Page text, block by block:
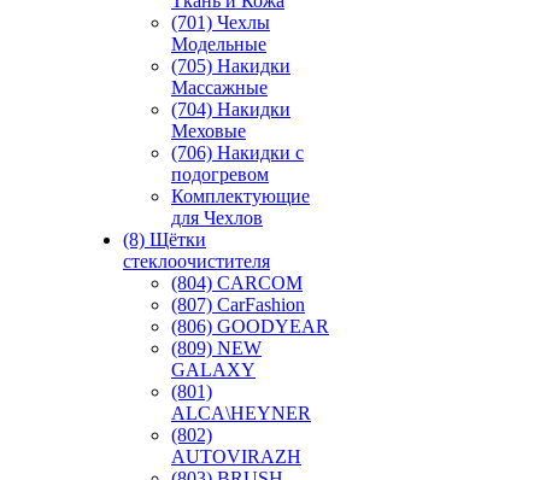
(701) Чехлы
Модельные
(705) Накидки
Массажные
(704) Накидки
Меховые
(706) Накидки с
подогревом
Комплектующие
для Чехлов
(8) Щётки
стеклоочистителя
(804) CARCOM
(807) CarFashion
(806) GOODYEAR
(809) NEW
GALAXY
(801)
ALCA\HEYNER
(802)
AUTOVIRAZH